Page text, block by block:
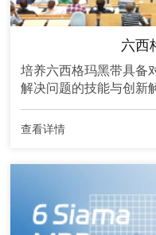
六西
培养六西格玛黑带具备
解决问题的技能与创新
查看详情